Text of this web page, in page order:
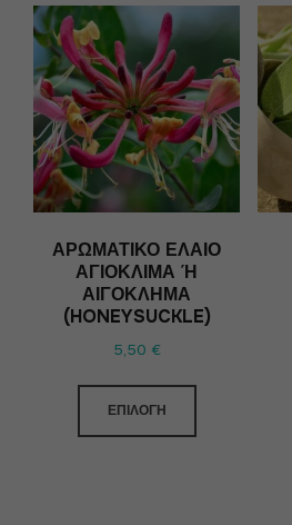
ΑΡΩΜΑΤΙΚΌ ΈΛΑΙΟ
ΑΓΙΌΚΛΙΜΑ Ή Α
ΙΓΌΚΛΗΜΑ (
HONEYSUCKLE)
5,50 €
ΕΠΙΛΟΓΉ